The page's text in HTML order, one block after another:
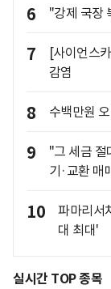
6 "강제 국장
7
[사이언스
감염
8 수백만원
9
"그 세금
기·교환 매
10
파마리서
대 최대'
실시간 TOP 종목